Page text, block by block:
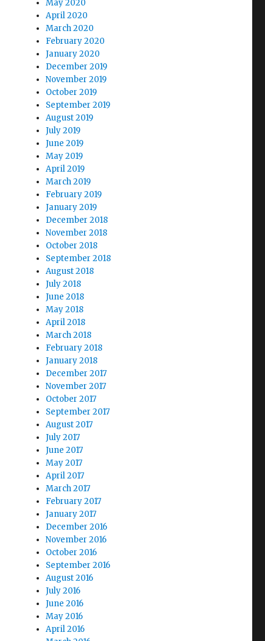
May 2020
April 2020
March 2020
February 2020
January 2020
December 2019
November 2019
October 2019
September 2019
August 2019
July 2019
June 2019
May 2019
April 2019
March 2019
February 2019
January 2019
December 2018
November 2018
October 2018
September 2018
August 2018
July 2018
June 2018
May 2018
April 2018
March 2018
February 2018
January 2018
December 2017
November 2017
October 2017
September 2017
August 2017
July 2017
June 2017
May 2017
April 2017
March 2017
February 2017
January 2017
December 2016
November 2016
October 2016
September 2016
August 2016
July 2016
June 2016
May 2016
April 2016